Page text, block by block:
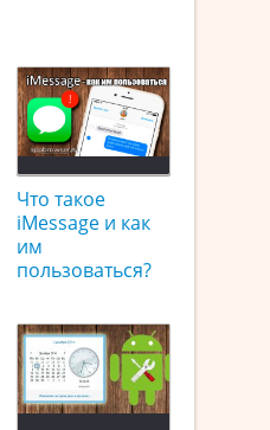
Что такое
iMessage и как
им
пользоваться?